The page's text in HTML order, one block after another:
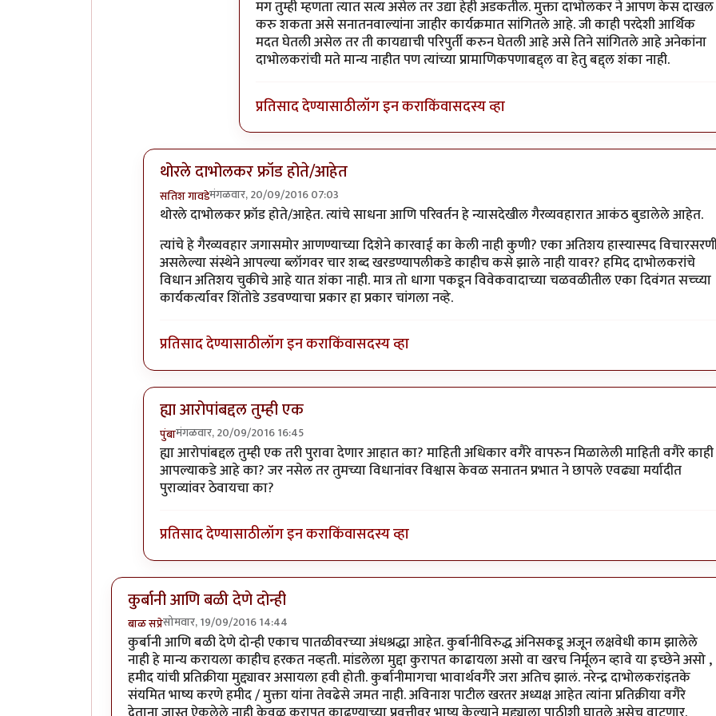
In reply toसहमत आहेbyगामा पैलवान
मग तुम्ही म्हणता त्यात सत्य असेल तर उद्या हेही अडकतील. मुक्ता दाभोलकर ने आपण केस दाखल
करु शकता असे सनातनवाल्यांना जाहीर कार्यक्रमात सांगितले आहे. जी काही परदेशी आर्थिक
मदत घेतली असेल तर ती कायद्याची परिपुर्ती करुन घेतली आहे असे तिने सांगितले आहे अनेकांना
दाभोलकरांची मते मान्य नाहीत पण त्यांच्या प्रामाणिकपणाबद्द्ल वा हेतु बद्द्ल शंका नाही.
प्रतिसाद देण्यासाठीलॉग इन कराकिंवासदस्य व्हा
थोरले दाभोलकर फ्रॉड होते/आहेत
सतिश गावडेमंगळवार, 20/09/2016 07:03
In reply toप्रकाश घाटपांडे,byगामा पैलवान
थोरले दाभोलकर फ्रॉड होते/आहेत. त्यांचे साधना आणि परिवर्तन हे न्यासदेखील गैरव्यवहारात आकंठ बुडालेले आहेत.
त्यांचे हे गैरव्यवहार जगासमोर आणण्याच्या दिशेने कारवाई का केली नाही कुणी? एका अतिशय हास्यास्पद
असलेल्या संस्थेने आपल्या ब्लॉगवर चार शब्द खरडण्यापलीकडे काहीच कसे झाले नाही यावर? हमिद दाभोलकरांचे
विधान अतिशय चुकीचे आहे यात शंका नाही. मात्र तो धागा पकडून विवेकवादाच्या चळवळीतील एका दिवंगत सच्च्या
कार्यकर्त्यावर शिंतोडे उडवण्याचा प्रकार हा प्रकार चांगला नव्हे.
प्रतिसाद देण्यासाठीलॉग इन कराकिंवासदस्य व्हा
ह्या आरोपांबद्दल तुम्ही एक
पुंबामंगळवार, 20/09/2016 16:45
In reply toप्रकाश घाटपांडे,byगामा पैलवान
ह्या आरोपांबद्दल तुम्ही एक तरी पुरावा देणार आहात का? माहिती अधिकार वगैरे वापरुन मिळालेली माहिती वगैरे काही
आपल्याकडे आहे का? जर नसेल तर तुमच्या विधानांवर विश्वास केवळ सनातन प्रभात ने छापले एवढ्या मर्यादीत
पुराव्यांवर ठेवायचा का?
प्रतिसाद देण्यासाठीलॉग इन कराकिंवासदस्य व्हा
कुर्बानी आणि बळी देणे दोन्ही
बाळ सप्रेसोमवार, 19/09/2016 14:44
कुर्बानी आणि बळी देणे दोन्ही एकाच पातळीवरच्या अंधश्रद्धा आहेत. कुर्बानीविरुद्ध अंनिसकडू अजून लक्षवेधी काम झालेले
नाही हे मान्य करायला काहीच हरकत नव्हती. मांडलेला मुद्दा कुरापत काढायला असो वा खरच निर्मूलन व्हावे या इच्छेने असो ,
हमीद यांची प्रतिक्रीया मुद्द्यावर असायला हवी होती. कुर्बानीमागचा भावार्थवगैरे जरा अतिच झालं. नरेन्द्र दाभोलकरांइतके
संयमित भाष्य करणे हमीद / मुक्ता यांना तेवढेसे जमत नाही. अविनाश पाटील खरतर अध्यक्ष आहेत त्यांना प्रतिक्रीया वगैरे